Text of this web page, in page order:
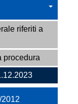
riferiti a
procedura